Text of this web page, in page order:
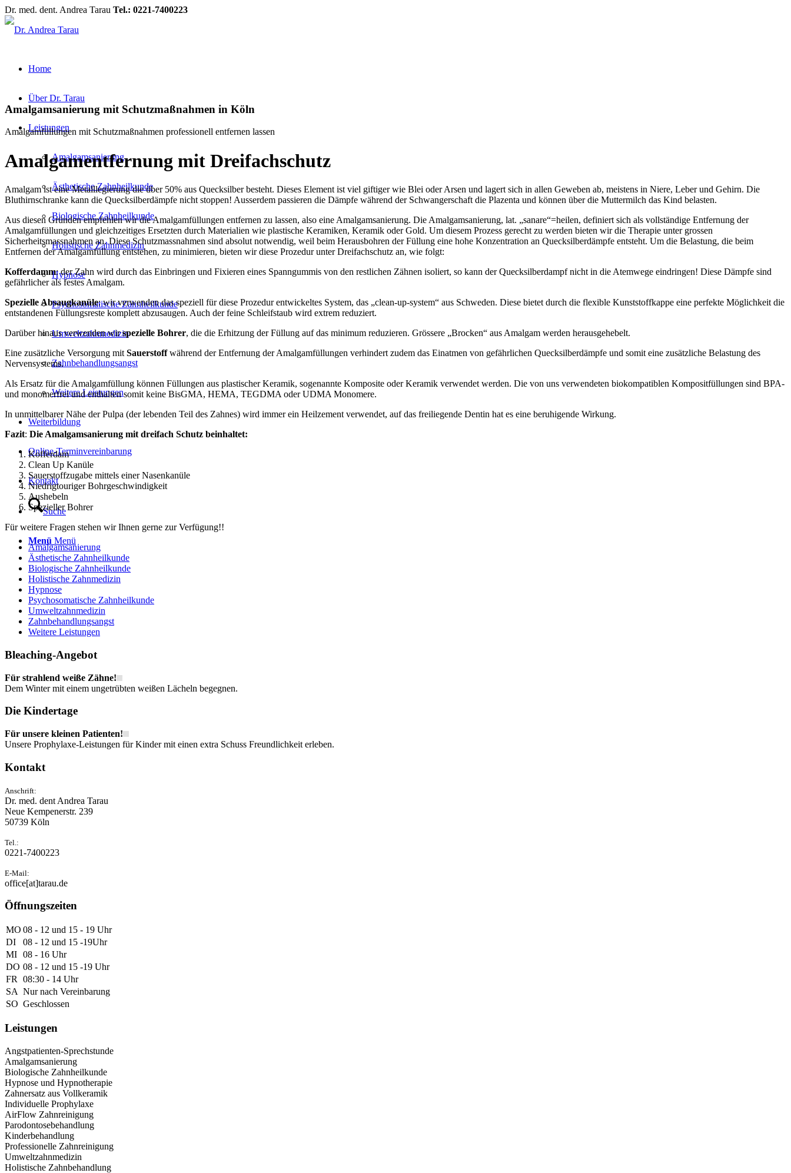
Dr. med. dent. Andrea Tarau Tel.: 0221-7400223
Home
Über Dr. Tarau
Leistungen
Amalgamsanierung
Ästhetische Zahnheilkunde
Biologische Zahnheilkunde
Holistische Zahnmedizin
Hypnose
Psychosomatische Zahnheilkunde
Umweltzahnmedizin
Zahnbehandlungsangst
Weitere Leistungen
Weiterbildung
Online-Terminvereinbarung
Kontakt
Suche
Menü Menü
Amalgamsanierung mit Schutzmaßnahmen in Köln
Amalgamfüllungen mit Schutzmaßnahmen professionell entfernen lassen
Amalgamentfernung mit Dreifachschutz
Amalgam ist eine Metalllegierung die über 50% aus Quecksilber besteht. Dieses Element ist viel giftiger wie Blei oder Arsen und lagert sich in allen Geweben ab, meistens in Niere, Leber und Gehirn. Die
Bluthirnschranke kann die Quecksilberdämpfe nicht stoppen! Ausserdem passieren die Dämpfe während der Schwangerschaft die Plazenta und können über die Muttermilch das Kind belasten.
Aus diesen Gründen empfehlen wir die Amalgamfüllungen entfernen zu lassen, also eine Amalgamsanierung. Die Amalgamsanierung, lat. „sanare“=heilen, definiert sich als vollständige Entfernung der
Amalgamfüllungen und gleichzeitiges Ersetzten durch Materialien wie plastische Keramiken, Keramik oder Gold. Um diesem Prozess gerecht zu werden bieten wir die Therapie unter grossen
Sicherheitsmassnahmen an. Diese Schutzmassnahmen sind absolut notwendig, weil beim Herausbohren der Füllung eine hohe Konzentration an Quecksilberdämpfe entsteht. Um die Belastung, die beim
Entfernen der Amalgamfüllung entstehen, zu minimieren, bieten wir diese Prozedur unter Dreifachschutz an, wie folgt:
Kofferdamm: der Zahn wird durch das Einbringen und Fixieren eines Spanngummis von den restlichen Zähnen isoliert, so kann der Quecksilberdampf nicht in die Atemwege eindringen! Diese Dämpfe sind
gefährlicher als festes Amalgam.
Spezielle Absaugkanüle: wir verwenden das speziell für diese Prozedur entwickeltes System, das „clean-up-system“ aus Schweden. Diese bietet durch die flexible Kunststoffkappe eine perfekte Möglichkeit die
entstandenen Füllungsreste komplett abzusaugen. Auch der feine Schleifstaub wird extrem reduziert.
Darüber hinaus verwenden wirspezielle Bohrer, die die Erhitzung der Füllung auf das minimum reduzieren. Grössere „Brocken“ aus Amalgam werden herausgehebelt.
Eine zusätzliche Versorgung mit Sauerstoffwährend der Entfernung der Amalgamfüllungen verhindert zudem das Einatmen von gefährlichen Quecksilberdämpfe und somit eine zusätzliche Belastung des
Nervensystems.
Als Ersatz für die Amalgamfüllung können Füllungen aus plastischer Keramik, sogenannte Komposite oder Keramik verwendet werden. Die von uns verwendeten biokompatiblen Kompositfüllungen sind BPA-
und monomerfrei und enthalten somit keine BisGMA, HEMA, TEGDMA oder UDMA Monomere.
In unmittelbarer Nähe der Pulpa (der lebenden Teil des Zahnes) wird immer ein Heilzement verwendet, auf das freiliegende Dentin hat es eine beruhigende Wirkung.
Fazit: Die Amalgamsanierung mit dreifach Schutz beinhaltet:
Kofferdam
Clean Up Kanüle
Sauerstoffzugabe mittels einer Nasenkanüle
Niedrigtouriger Bohrgeschwindigkeit
Aushebeln
Spezieller Bohrer
Für weitere Fragen stehen wir Ihnen gerne zur Verfügung!!
Amalgamsanierung
Ästhetische Zahnheilkunde
Biologische Zahnheilkunde
Holistische Zahnmedizin
Hypnose
Psychosomatische Zahnheilkunde
Umweltzahnmedizin
Zahnbehandlungsangst
Weitere Leistungen
Bleaching-Angebot
Für strahlend weiße Zähne!
Dem Winter mit einem ungetrübten weißen Lächeln begegnen.
Die Kindertage
Für unsere kleinen Patienten!
Unsere Prophylaxe-Leistungen für Kinder mit einen extra Schuss Freundlichkeit erleben.
Kontakt
Anschrift:
Dr. med. dent Andrea Tarau
Neue Kempenerstr. 239
50739 Köln
Tel.:
0221-7400223
E-Mail:
office[at]tarau.de
Öffnungszeiten
MO 08 - 12 und 15 - 19 Uhr
DI
08 - 12 und 15 -19Uhr
MI 08 - 16 Uhr
DO 08 - 12 und 15 -19 Uhr
FR
08:30 - 14 Uhr
SA Nur nach Vereinbarung
SO Geschlossen
Leistungen
Angstpatienten-Sprechstunde
Amalgamsanierung
Biologische Zahnheilkunde
Hypnose und Hypnotherapie
Zahnersatz aus Vollkeramik
Individuelle Prophylaxe
AirFlow Zahnreinigung
Parodontosebehandlung
Kinderbehandlung
Professionelle Zahnreinigung
Umweltzahnmedizin
Holistische Zahnbehandlung